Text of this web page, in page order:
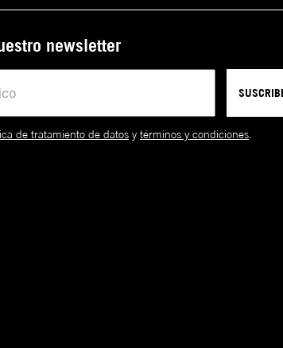
newsletter
de tratamiento de datos ytérminos y condiciones